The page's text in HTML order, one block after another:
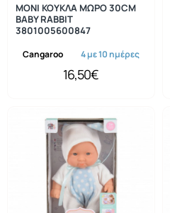
Cangaroo 4 με 10 ημέρες
MONI ΚΟΥΚΛΑ ΜΩΡΟ 30CM
BABY RABBIT
3801005600847
16,50€